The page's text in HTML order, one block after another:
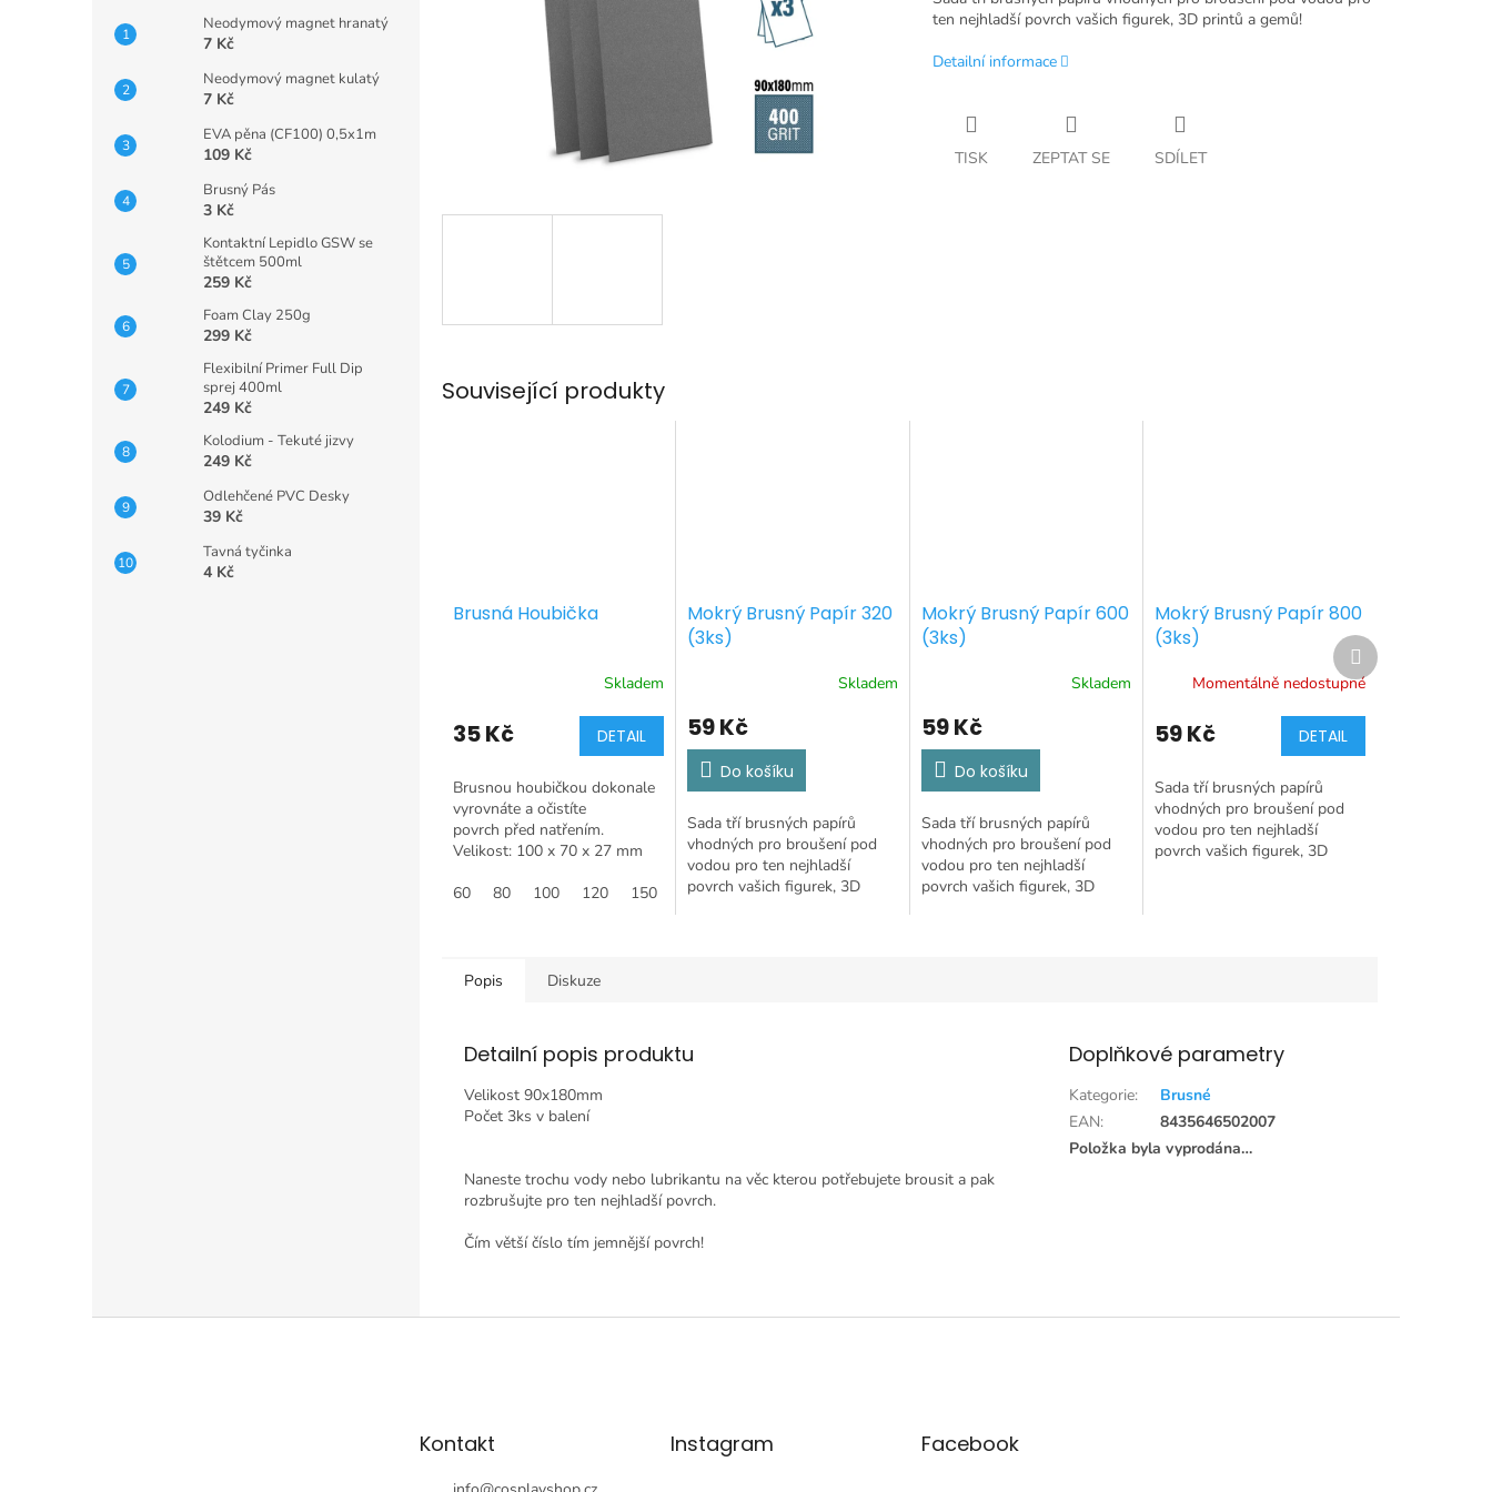
Neodymový magnet hranatý
7 Kč
Neodymový magnet kulatý
7 Kč
EVA pěna (CF100) 0,5x1m
109 Kč
Brusný Pás
3 Kč
Kontaktní Lepidlo GSW se
štětcem 500ml
259 Kč
Foam Clay 250g
299 Kč
Flexibilní Primer Full Dip
sprej 400ml
249 Kč
Kolodium - Tekuté jizvy
249 Kč
Odlehčené PVC Desky
39 Kč
Tavná tyčinka
4 Kč
ten nejhladší povrch vašich figurek, 3D printů a gemů!
Detailní informace
TISK ZEPTAT SE SDÍLET
Související produkty
Brusná Houbička
Skladem
35 Kč DETAIL
Brusnou houbičkou dokonale
vyrovnáte a očistíte
povrch před natřením.
Velikost: 100 x 70 x 27 mm
60
80 100 120 150 180
Mokrý Brusný Papír 320
(3ks)
Skladem
59 Kč
Do košíku
Sada tří brusných papírů
vhodných pro broušení pod
vodou pro ten nejhladší
povrch vašich figurek, 3D
Mokrý Brusný Papír 600
(3ks)
Skladem
59 Kč
Do košíku
Sada tří brusných papírů
vhodných pro broušení pod
vodou pro ten nejhladší
povrch vašich figurek, 3D
Mokrý Brusný Papír 800
(3ks)
Momentálně nedostupné
59 Kč DETAIL
Sada tří brusných papírů
vhodných pro broušení pod
vodou pro ten nejhladší
povrch vašich figurek, 3D
Další
produkt
Popis Diskuze
Detailní popis produktu
Velikost 90x180mm
Počet 3ks v balení
Naneste trochu vody nebo lubrikantu na věc kterou potřebujete brousit a pak
rozbrušujte pro ten nejhladší povrch.
Čím větší číslo tím jemnější povrch!
Doplňkové parametry
Kategorie:
Brusné
EAN:
8435646502007
Položka byla vyprodána…
Kontakt Instagram Facebook